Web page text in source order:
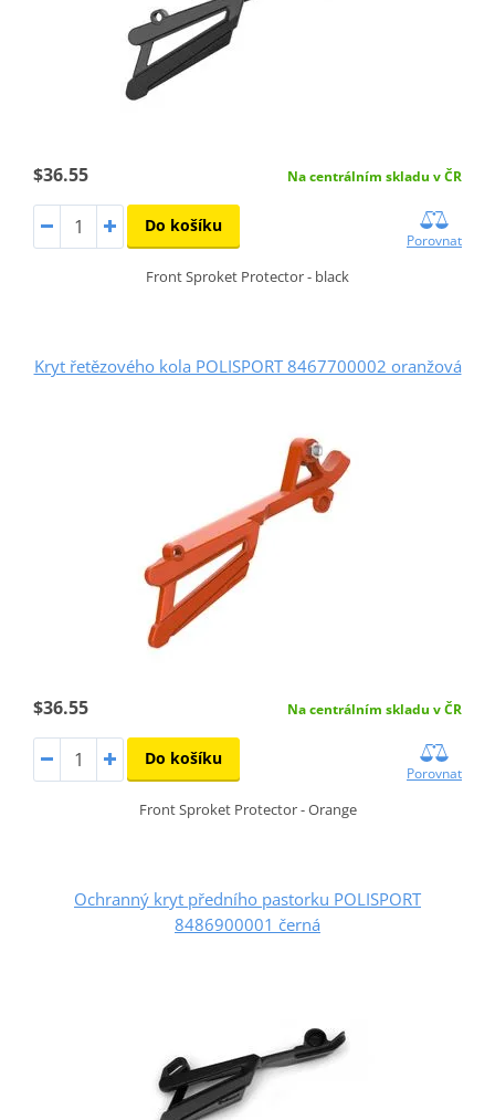
$36.55 Na centrálním skladu v ČR
Do košíku
Porovnat
Front Sproket Protector - black
Kryt řetězového kola POLISPORT 8467700002 oranžová
$36.55 Na centrálním skladu v ČR
Do košíku
Porovnat
Front Sproket Protector - Orange
Ochranný kryt předního pastorku POLISPORT
8486900001 černá